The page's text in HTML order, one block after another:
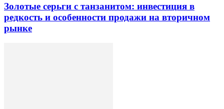
Золотые серьги с танзанитом: инвестиция в
редкость и особенности продажи на вторичном
рынке